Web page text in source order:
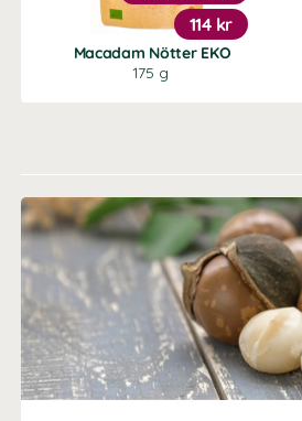
Macadam Nötter EKO
175 g
114 kr